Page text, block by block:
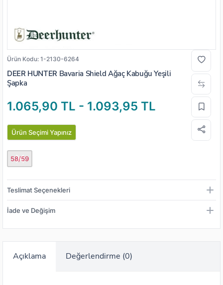
Ürün Kodu: 1-2130-6264
DEER HUNTER Bavaria Shield Ağaç Kabuğu Yeşili
Şapka
1.065,90 TL - 1.093,95 TL
Ürün Seçimi Yapınız
58/59
Teslimat Seçenekleri
İade ve Değişim
Açıklama Değerlendirme (0)